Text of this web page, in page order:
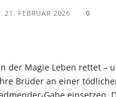
21. FEBRUAR 2026 0
der Magie Leben rettet –
Brüder an einer